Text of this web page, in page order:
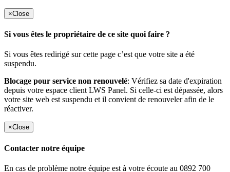
×Close
Si vous êtes le propriétaire de ce site quoi faire ?
Si vous êtes redirigé sur cette page c’est que votre site a été
suspendu.
Blocage pour service non renouvelé: Vérifiez sa date d'expiration
depuis votre espace client LWS Panel. Si celle-ci est dépassée, alors
votre site web est suspendu et il convient de renouveler afin de le
réactiver.
×Close
Contacter notre équipe
En cas de problème notre équipe est à votre écoute au 0892 700